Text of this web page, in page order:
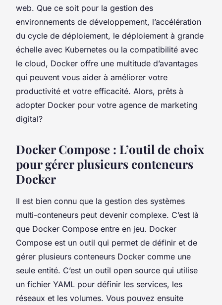
web. Que ce soit pour la gestion des
environnements de développement, l’accélération
du cycle de déploiement, le déploiement à grande
échelle avec Kubernetes ou la compatibilité avec
le cloud, Docker offre une multitude d’avantages
qui peuvent vous aider à améliorer votre
productivité et votre efficacité. Alors, prêts à
adopter Docker pour votre agence de marketing
digital?
Docker Compose : L’outil de choix
pour gérer plusieurs conteneurs
Docker
Il est bien connu que la gestion des systèmes
multi-conteneurs peut devenir complexe. C’est là
que Docker Compose entre en jeu. Docker
Compose est un outil qui permet de définir et de
gérer plusieurs conteneurs Docker comme une
seule entité. C’est un outil open source qui utilise
un fichier YAML pour définir les services, les
réseaux et les volumes. Vous pouvez ensuite